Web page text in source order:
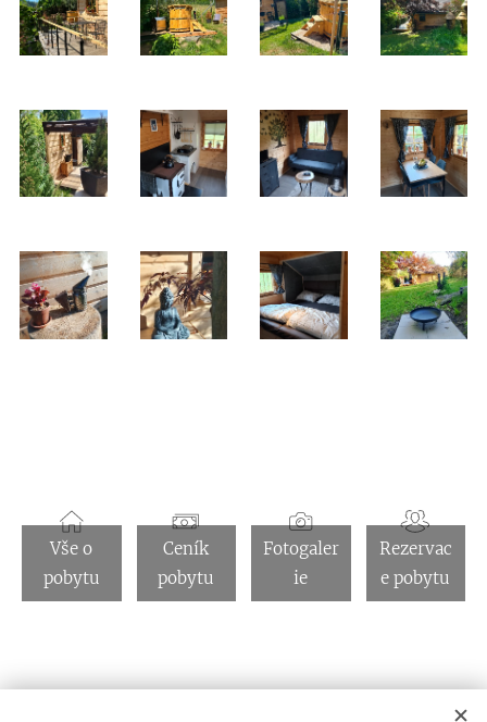
Vše o
pobytu
Ceník
pobytu
Fotogaler
ie
Rezervac
e pobytu